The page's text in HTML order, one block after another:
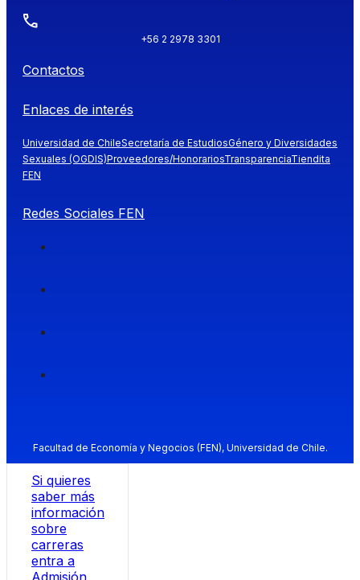
+56 2 2978 3301
Contactos
Enlaces de interés
Universidad de ChileSecretaría de EstudiosGénero y Diversidades
Sexuales (OGDIS)Proveedores/HonorariosTransparenciaTiendita
FEN
Redes Sociales FEN
Facultad de Economía y Negocios (FEN), Universidad de Chile.
Si quieres
saber más
información
sobre
carreras
entra a
Admisión